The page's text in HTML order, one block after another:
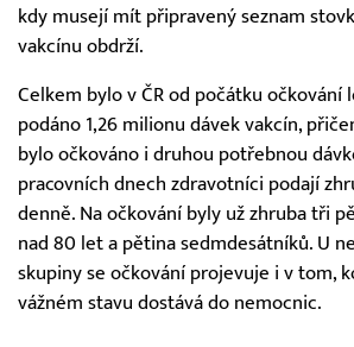
kdy musejí mít připravený seznam
vakcínu obdrží.
Celkem bylo v ČR od počátku očkování
podáno 1,26 milionu dávek vakcín,
bylo očkováno i druhou potřebnou
pracovních dnech zdravotníci podají
denně. Na očkování byly už zhruba tři
nad 80 let a pětina sedmdesátníků. U
skupiny se očkování projevuje i v tom,
vážném stavu dostává do nemocnic.